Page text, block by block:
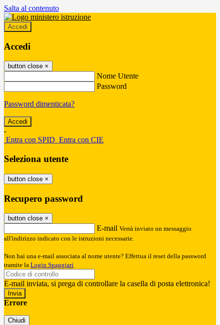
Salta al contenuto
Accedi
Accedi
button close ×
Nome Utente
Password
Password dimenticata?
-
Entra con SPID Entra con CIE
Seleziona utente
button close ×
Recupero password
button close ×
E-mail Verrà inviato un messaggio
all'indirizzo indicato con le istruzioni necessarie.
Non hai una e-mail associata al nome utente? Effettua il reset della password
tramite la Login Spaggiari
E-mail inviata, si prega di controllare la casella di posta elettronica!
Errore
Chiudi